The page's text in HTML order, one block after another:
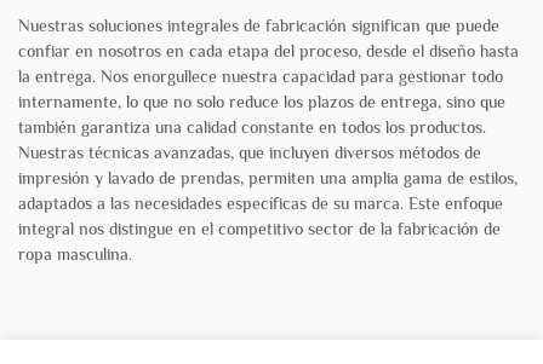
Nuestras soluciones integrales de fabricación significan que puede
confiar en nosotros en cada etapa del proceso, desde el diseño hasta
la entrega. Nos enorgullece nuestra capacidad para gestionar todo
internamente, lo que no solo reduce los plazos de entrega, sino que
también garantiza una calidad constante en todos los productos.
Nuestras técnicas avanzadas, que incluyen diversos métodos de
impresión y lavado de prendas, permiten una amplia gama de estilos,
adaptados a las necesidades específicas de su marca. Este enfoque
integral nos distingue en el competitivo sector de la fabricación de
ropa masculina.